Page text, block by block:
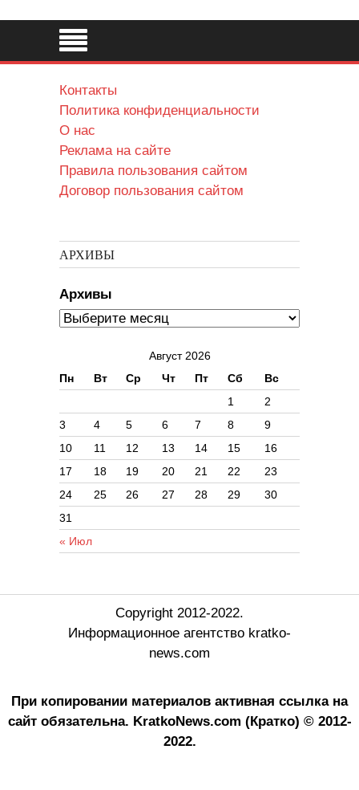
Контакты
Политика конфиденциальности
О нас
Реклама на сайте
Правила пользования сайтом
Договор пользования сайтом
АРХИВЫ
Архивы
Август 2026
Пн
Вт Ср Чт Пт Сб Вс
« Июл
1
2
3
4 5 6 7 8
9
10
11 12 13 14 15
16
17
18 19 20 21 22
23
24
25 26 27 28 29
30
31
Copyright 2012-2022.
Информационное агентство kratko-
news.com
При копировании материалов активная ссылка на
сайт обязательна. KratkoNews.com (Кратко) © 2012-
2022.